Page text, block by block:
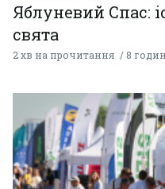
Яблуневий Спас:
свята
2 хв на прочитання 8